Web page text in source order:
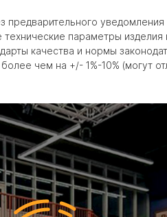
предварительного
параметры
качества и нормы
чем на +/- 1%-10% (могут